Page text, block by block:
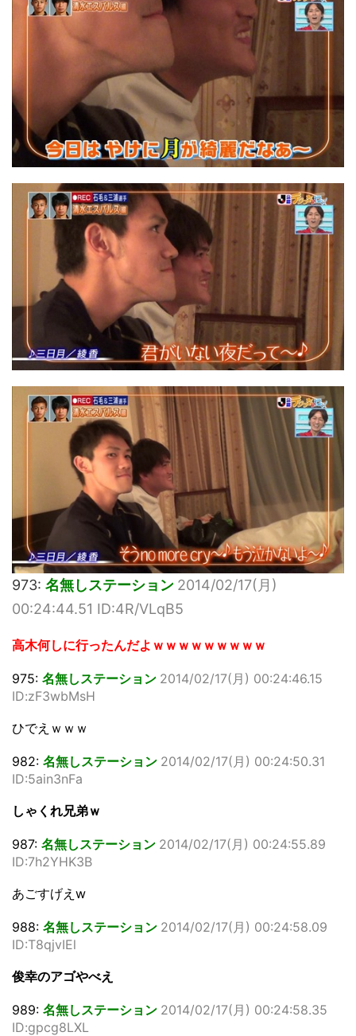
973: 名無しステーション 2014/02/17(月)
00:24:44.51 ID:4R/VLqB5
高木何しに行ったんだよｗｗｗｗｗｗｗｗｗ
975: 名無しステーション 2014/02/17(月) 00:24:46.15
ID:zF3wbMsH
ひでえｗｗｗ
982: 名無しステーション 2014/02/17(月) 00:24:50.31
ID:5ain3nFa
しゃくれ兄弟ｗ
987: 名無しステーション 2014/02/17(月) 00:24:55.89
ID:7h2YHK3B
あごすげえw
988: 名無しステーション 2014/02/17(月) 00:24:58.09
ID:T8qjvIEl
俊幸のアゴやべえ
989: 名無しステーション 2014/02/17(月) 00:24:58.35
ID:gpcg8LXL